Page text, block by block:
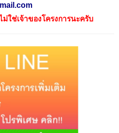
ม่ใช่เจ้าของโครงการนะครับ